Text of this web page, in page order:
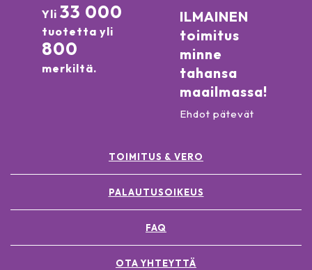
Yli 33 000
tuotetta yli
800
merkiltä.
ILMAINEN
toimitus
minne
tahansa
maailmassa!
Ehdot pätevät
TOIMITUS & VERO
PALAUTUSOIKEUS
FAQ
OTA YHTEYTTÄ